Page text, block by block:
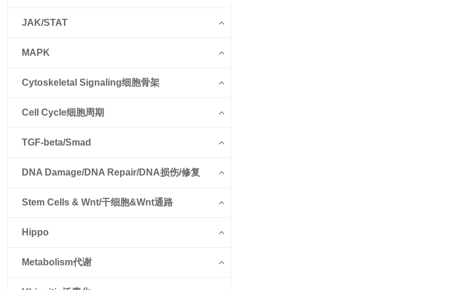
JAK/STAT
MAPK
Cytoskeletal Signaling细胞骨架
Cell Cycle细胞周期
TGF-beta/Smad
DNA Damage/DNA Repair/DNA损伤/修复
Stem Cells & Wnt/干细胞&Wnt通路
Hippo
Metabolism代谢